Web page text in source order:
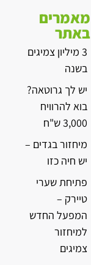
מאמרים
באתר
3 מיליון צמיגים
בשנה
יש לך גרוטאה?
בוא להרוויח
3,000 ש"ח
מיחזור בגדים –
יש חיה כזו
פתיחת שערי
טיירק –
המפעל החדש
למיחזור
צמיגים